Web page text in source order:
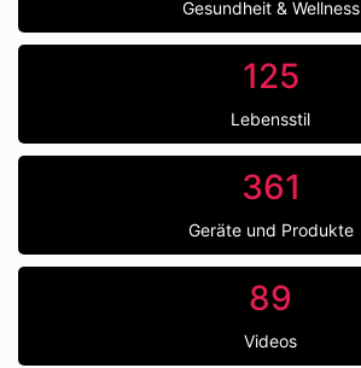
Gesundheit & Wellness
125
Lebensstil
361
Geräte und Produkte
89
Videos